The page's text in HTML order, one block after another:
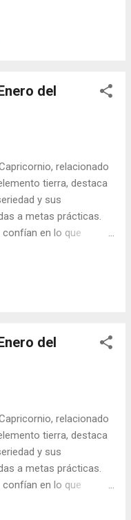
y fiables, y
mundo material.
del
relacionado
tierra, destaca
y sus
a metas prácticas.
en lo que
y fiables, y
mundo material.
del
relacionado
tierra, destaca
y sus
a metas prácticas.
en lo que